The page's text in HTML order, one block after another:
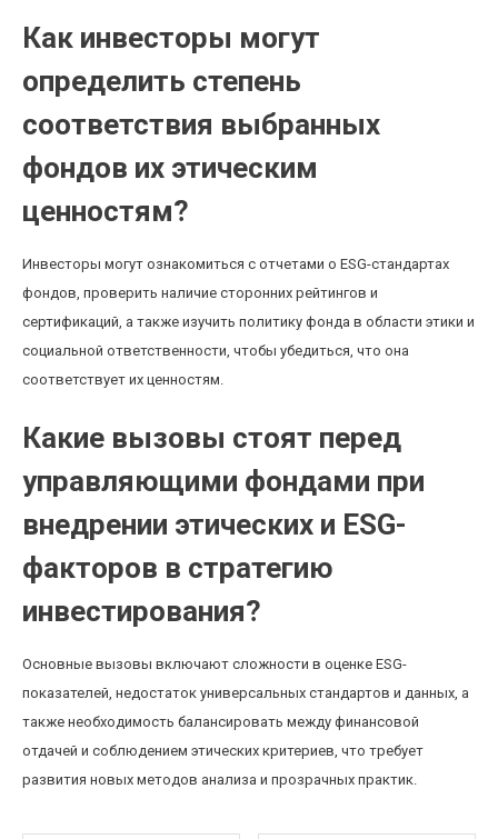
Как инвесторы могут
определить степень
соответствия выбранных
фондов их этическим
ценностям?
Инвесторы могут ознакомиться с отчетами о ESG-стандартах
фондов, проверить наличие сторонних рейтингов и
сертификаций, а также изучить политику фонда в области этики и
социальной ответственности, чтобы убедиться, что она
соответствует их ценностям.
Какие вызовы стоят перед
управляющими фондами при
внедрении этических и ESG-
факторов в стратегию
инвестирования?
Основные вызовы включают сложности в оценке ESG-
показателей, недостаток универсальных стандартов и данных, а
также необходимость балансировать между финансовой
отдачей и соблюдением этических критериев, что требует
развития новых методов анализа и прозрачных практик.